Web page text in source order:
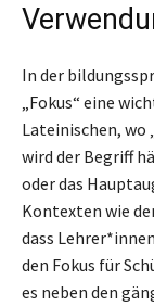
In der
„Fokus“ eine
Lateinischen, wo
wird der Begriff
oder das
Kontexten wie
dass
den Fokus für
es neben den